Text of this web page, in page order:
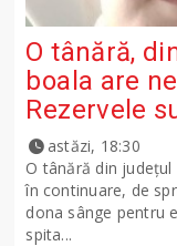
O tânără,
boala are
Rezervele
astăzi, 18:30
O tânără din
în continuare, de
dona sânge pentru
spita...